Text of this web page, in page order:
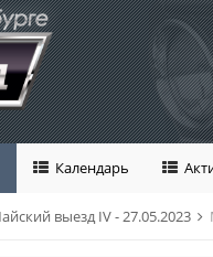
Календарь
выезд IV - 27.05.2023